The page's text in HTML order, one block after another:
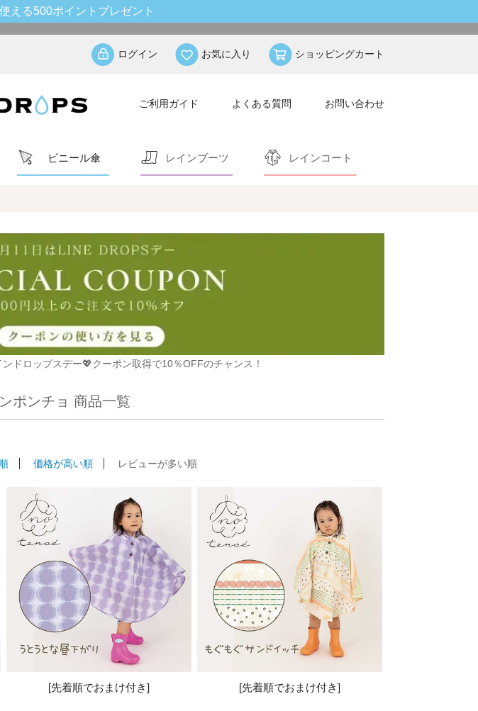
える500ポイントプレゼント
ログイン お気に入り ショッピングカート
ご利用ガイド よくある質問 お問い合わせ
ビニール傘 レインブーツ レインコート
ドロップスデー💖クーポン取得で10％OFFのチャンス！
ポンチョ 商品一覧
価格が高い順 レビューが多い順
[先着順でおまけ付き] [先着順でおまけ付き]